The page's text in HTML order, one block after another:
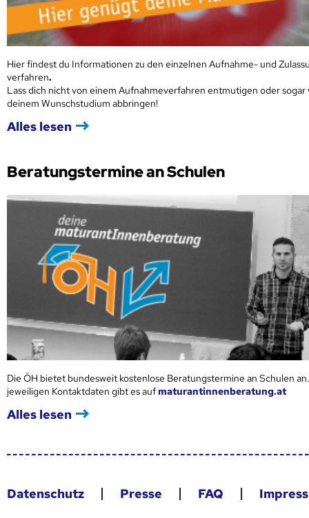
Hier findest du Informationen zu den einzelnen Aufnahme- und
verfahren.
Lass dich nicht von einem Aufnahmeverfahren entmutigen oder sogar
deinem Wunschstudium abbringen!
Alles lesen
Beratungstermine an Schulen
Die ÖH bietet bundesweit kostenlose Beratungstermine an Schulen
jeweiligen Kontaktdaten gibt es aufmaturantinnenberatung.at
Alles lesen
Datenschutz Presse FAQ